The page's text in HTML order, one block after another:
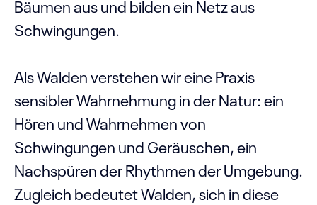
Bäumen aus und bilden ein Netz aus
Schwingungen.
Als Walden verstehen wir eine Praxis
sensibler Wahrnehmung in der Natur: ein
Hören und Wahrnehmen von
Schwingungen und Geräuschen, ein
Nachspüren der Rhythmen der Umgebung.
Zugleich bedeutet Walden, sich in diese